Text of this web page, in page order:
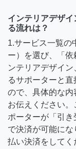
インテリアデザ
る流れは？
1.サービス一覧の
ー）を選び、「
ンテリアデザイ
るサポーターと
ので、具体的な
お伝えください
ポーターが「引
で決済が可能に
払い決済をしてく